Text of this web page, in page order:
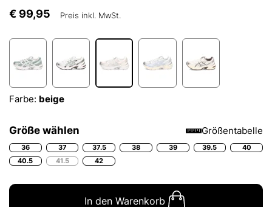
€ 99,95 Preis inkl. MwSt.
Farbe: beige
Größe wählen Größentabelle
36 37 37.5 38 39 39.5
40
40.5
41.5 42
In den Warenkorb